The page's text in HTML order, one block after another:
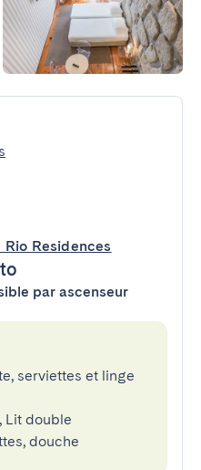
Rio Residences
par ascenseur
serviettes et linge
Lit double
douche